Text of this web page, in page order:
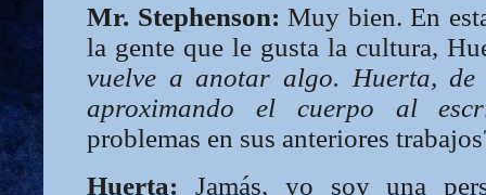
Mr. Stephenson: Muy bien. En
la gente que le gusta la cultura,
vuelve a anotar algo. Huerta, de
aproximando el cuerpo al
problemas en sus anteriores
Huerta: Jamás, yo soy una